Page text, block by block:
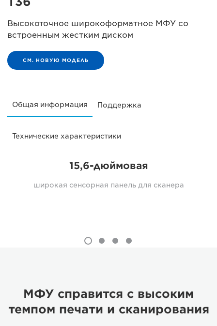
Высокоточное широкоформатное МФУ со
встроенным жестким диском
СМ. НОВУЮ МОДЕЛЬ
Общая информация Поддержка
Технические характеристики
15,6-дюймовая
широкая сенсорная панель для сканера
МФУ справится с высоким
темпом печати и сканирования